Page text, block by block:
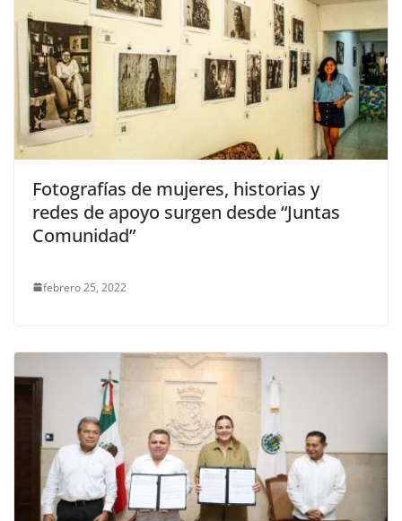
Fotografías de mujeres, historias y
redes de apoyo surgen desde “Juntas
Comunidad”
febrero 25, 2022